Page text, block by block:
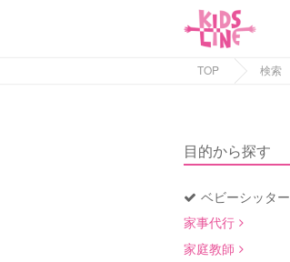
TOP 検索
目的から探す
ベビーシッター
家事代行
家庭教師